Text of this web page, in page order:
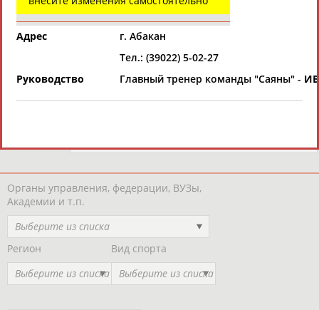
материалов
Главная » Региональные спортивные организации
СВОДНЫЕ ИНДЕКСЫ
ТАБЛО АКТИВНОСТИ
РЕСУРСНАЯ ПЛОЩАДКА
Региональные спортивные организации
Выберите другой тип организаций
Органы управления, федерации, ВУЗы,
Академии и т.п.
Адрес
г. Абакан
Тел.: (39022) 5-02-27
Руководство
Главный тренер команды "Саяны" -